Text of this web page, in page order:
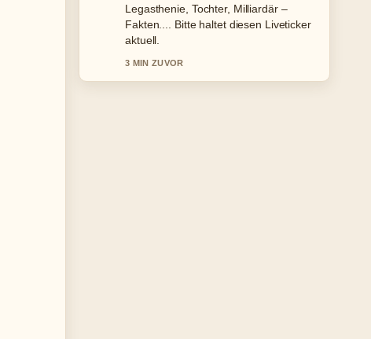
Kinder, Partnerin, Karriere und alle...
wirkt solide und sehr gut
nachvollziehbar.
5 MIN ZUVOR